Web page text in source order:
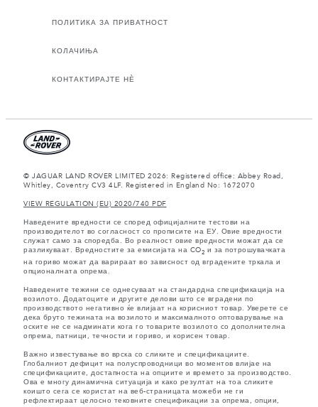
ПОЛИТИКА ЗА ПРИВАТНОСТ
КОЛАЧИЊА
КОНТАКТИРАЈТЕ НЀ
© JAGUAR LAND ROVER LIMITED 2026: Registered office: Abbey Road,
Whitley, Coventry CV3 4LF. Registered in England No: 1672070
VIEW REGULATION (EU) 2020/740 PDF
Наведените вредности се според официјалните тестови на
производителот во согласност со прописите на ЕУ. Овие вредности
служат само за споредба. Во реалност овие вредности можат да се
разликуваат. Вредностите за емисијата на CO2 и за потрошувачката
на гориво можат да варираат во зависност од вградените тркала и
опционалната опрема.
Наведените тежини се однесуваат на стандардна спецификација на
возилото. Додатоците и другите делови што се вградени по
производството негативно ќе влијаат на корисниот товар. Уверете се
дека бруто тежината на возилото и максималното оптоварување на
оските не се надминати кога го товарите возилото со дополнителна
опрема, патници, течности и гориво, и корисен товар.
Важно известување во врска со сликите и спецификациите.
Глобалниот дефицит на полуспроводници во моментов влијае на
спецификациите, достапноста на опциите и времето за производство.
Ова е многу динамична ситуација и како резултат на тоа сликите
коишто сега се користат на веб-страницата можеби не ги
рефлектираат целосно тековните спецификации за опрема, опции,